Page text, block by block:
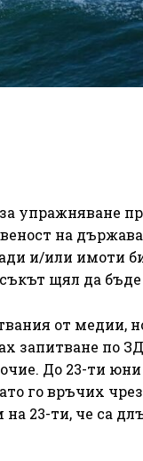
упражняване
на
и/или имоти
щял да
от медии,
запитване по
До 23-ти
го връчих
23-ти, че са